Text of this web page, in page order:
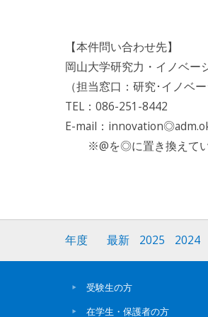
【本件問い合わせ先】
岡山大学研究力・イノベー
（担当窓口：研究･イノベ
TEL：086-251-8442
E-mail：
※@を◎に置き換えて
年度 最新 2025 2024
受験生の方
在学生・保護者の方